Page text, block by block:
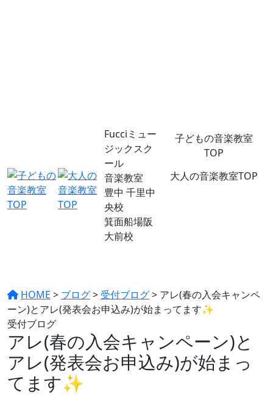
Fucciミュー
ジックスク
ール
音楽教室
豊中 千里中
央校
箕面船場阪
大前校
子どもの音楽教室
TOP
大人の音楽教室TOP
HOME > ブログ> 受付ブログ> アレ(春の入会キャンペ
ーン)とアレ(発表会お申込み)が始まってます✨
受付ブログ
アレ(春の入会キャンペーン)と
アレ(発表会お申込み)が始まっ
てます✨